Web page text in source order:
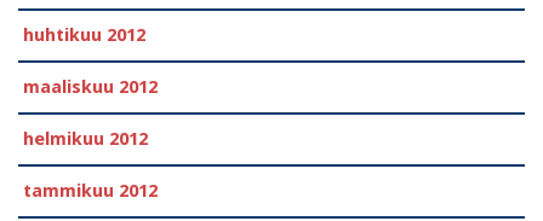
huhtikuu 2012
maaliskuu 2012
helmikuu 2012
tammikuu 2012